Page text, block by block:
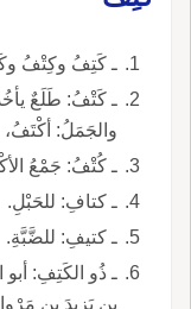
ـ كَتِفُ وكِتْفُ
ـ كَتْفُ: طَلَعٌ
والجَمَلُ:
ـ كُتْفُ: جَمْعُ
ـ كتافِ: للحَبْلِ.
ـ كتيفِ: للضَّبَّةِ.
ـ ذُو الكَتِفِ:
بنِ يَزيدَ بنِ